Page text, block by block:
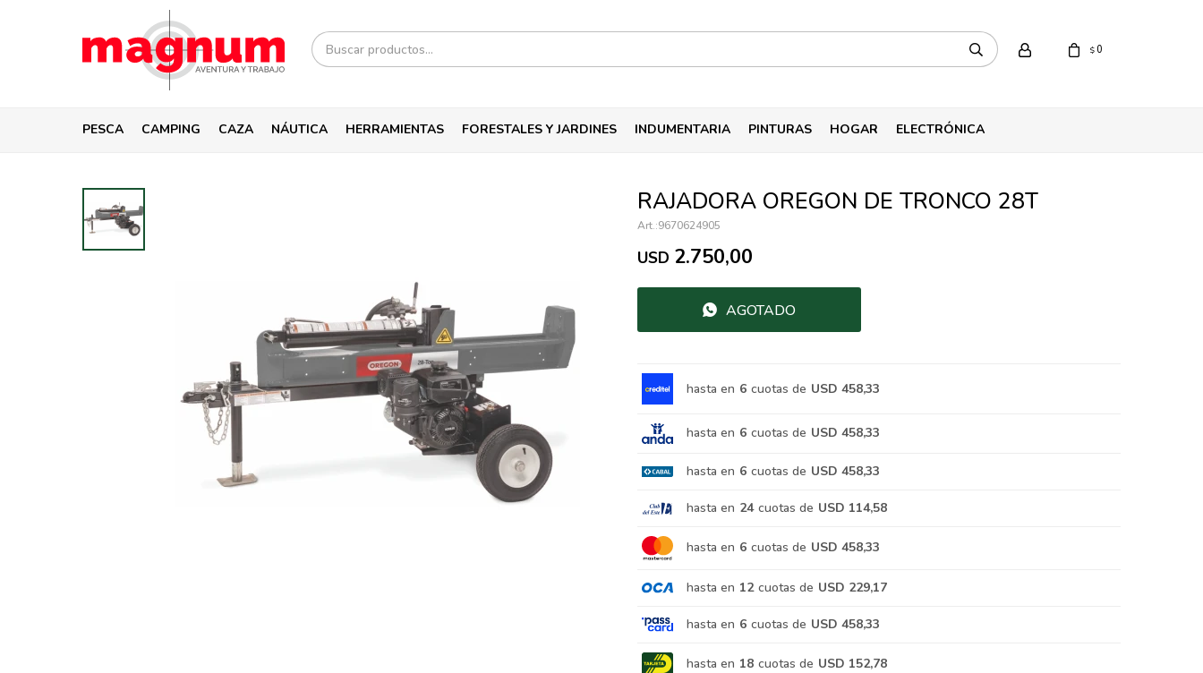
PESCA CAMPING CAZA NÁUTICA HERRAMIENTAS FORESTALES Y JARDINES INDUMENTARIA PINTURAS HOGAR ELECTRÓNICA
$ 0
RAJADORA OREGON DE TRONCO 28T
9670624905
USD 2.750,00
AGOTADO
hasta en 6 cuotas de USD 458,33
hasta en 6 cuotas de USD 458,33
hasta en 6 cuotas de USD 458,33
hasta en 24 cuotas de USD 114,58
hasta en 6 cuotas de USD 458,33
hasta en 12 cuotas de USD 229,17
hasta en 6 cuotas de USD 458,33
hasta en 18 cuotas de USD 152,78